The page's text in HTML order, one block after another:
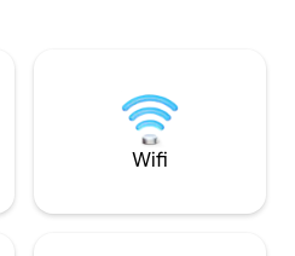
räckhåll,
hotellkvalitet och
varje vistelse 💼 En vecka eller längre?
Skicka ett
Wifi